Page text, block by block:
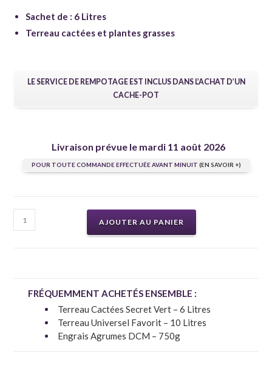
Sachet de : 6 Litres
Terreau cactées et plantes grasses
LE SERVICE DE REMPOTAGE EST INCLUS DANS L’ACHAT D’UN
CACHE-POT
Livraison prévue le mardi 11 août 2026
POUR TOUTE COMMANDE EFFECTUÉE AVANT MINUIT (EN SAVOIR +)
AJOUTER AU PANIER
FRÉQUEMMENT ACHETÉS ENSEMBLE :
Terreau Cactées Secret Vert – 6 Litres
Terreau Universel Favorit – 10 Litres
Engrais Agrumes DCM – 750g